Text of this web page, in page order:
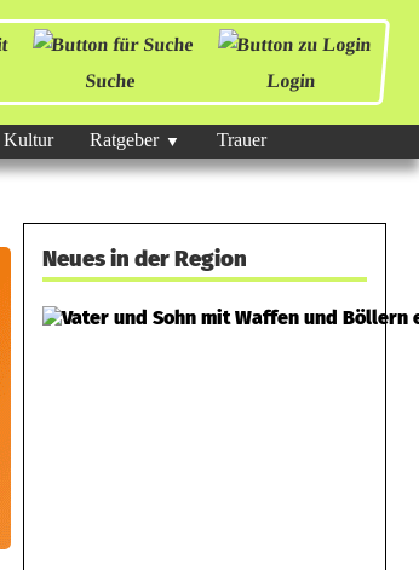
Suche Login
Kultur Ratgeber Trauer
Neues in der Region